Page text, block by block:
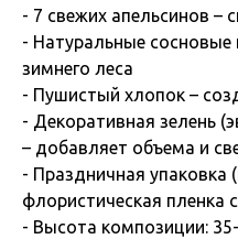
- 7 свежих апельсинов –
- Натуральные
зимнего леса
- Пушистый хлопок –
- Декоративная зелень
– добавляет объема и
- Праздничная
флористическая пленка
- Высота композиции: